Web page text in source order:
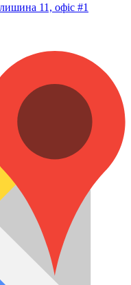
11, офіс #1